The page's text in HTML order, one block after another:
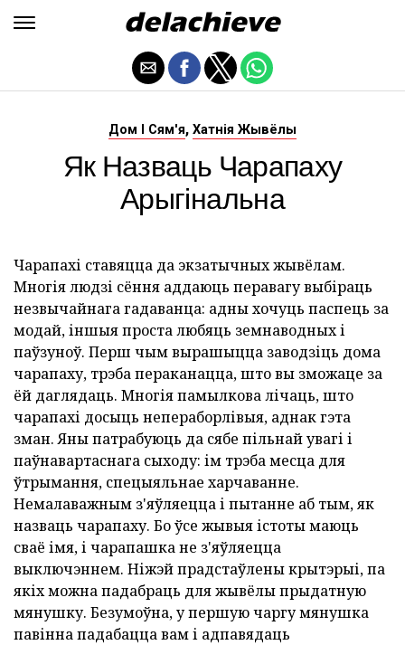
Дом І Сям'я, Хатнія Жывёлы
Як Назваць Чарапаху
Арыгінальна
Чарапахі ставяцца да экзатычных жывёлам.
Многія людзі сёння аддаюць перавагу выбіраць
незвычайнага гадаванца: адны хочуць паспець за
модай, іншыя проста любяць земнаводных і
паўзуноў. Перш чым вырашыцца заводзіць дома
чарапаху, трэба пераканацца, што вы зможаце за
ёй даглядаць. Многія памылкова лічаць, што
чарапахі досыць непераборлівыя, аднак гэта
зман. Яны патрабуюць да сябе пільнай увагі і
паўнавартаснага сыходу: ім трэба месца для
ўтрымання, спецыяльнае харчаванне.
Немалаважным з'яўляецца і пытанне аб тым, як
назваць чарапаху. Бо ўсе жывыя істоты маюць
сваё імя, і чарапашка не з'яўляецца
выключэннем. Ніжэй прадстаўлены крытэрыі, па
якіх можна падабраць для жывёлы прыдатную
мянушку. Безумоўна, у першую чаргу мянушка
павінна падабацца вам і адпавядаць